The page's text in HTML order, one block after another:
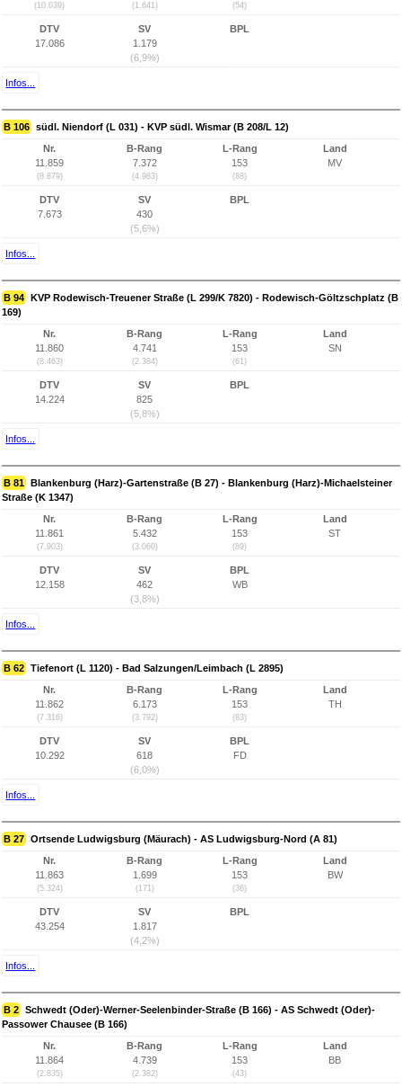
(10.039) (1.641) (54)
DTV
17.086
SV
1.179
(6,9%)
BPL
Infos...
B 106 südl. Niendorf (L 031) - KVP südl. Wismar (B 208/L 12)
Nr.
11.859
(8.879)
B-Rang
7.372
(4.983)
L-Rang
153
(88)
Land
MV
DTV
7.673
SV
430
(5,6%)
BPL
Infos...
B 94 KVP Rodewisch-Treuener Straße (L 299/K 7820) - Rodewisch-Göltzschplatz (B
169)
Nr.
11.860
(8.463)
B-Rang
4.741
(2.384)
L-Rang
153
(61)
Land
SN
DTV
14.224
SV
825
(5,8%)
BPL
Infos...
B 81 Blankenburg (Harz)-Gartenstraße (B 27) - Blankenburg (Harz)-Michaelsteiner
Straße (K 1347)
Nr.
11.861
(7.903)
B-Rang
5.432
(3.060)
L-Rang
153
(89)
Land
ST
DTV
12.158
SV
462
(3,8%)
BPL
WB
Infos...
B 62 Tiefenort (L 1120) - Bad Salzungen/Leimbach (L 2895)
Nr.
11.862
(7.316)
B-Rang
6.173
(3.792)
L-Rang
153
(83)
Land
TH
DTV
10.292
SV
618
(6,0%)
BPL
FD
Infos...
B 27 Ortsende Ludwigsburg (Mäurach) - AS Ludwigsburg-Nord (A 81)
Nr.
11.863
(5.324)
B-Rang
1.699
(171)
L-Rang
153
(36)
Land
BW
DTV
43.254
SV
1.817
(4,2%)
BPL
Infos...
B 2 Schwedt (Oder)-Werner-Seelenbinder-Straße (B 166) - AS Schwedt (Oder)-
Passower Chausee (B 166)
Nr.
11.864
(2.835)
B-Rang
4.739
(2.382)
L-Rang
153
(43)
Land
BB